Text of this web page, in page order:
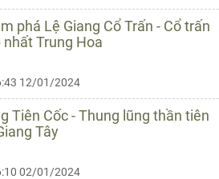
phá Lệ Giang Cổ Trấn - Cổ trấn
nhất Trung Hoa
12/01/2024
Tiên Cốc - Thung lũng thần tiên
Tây
02/01/2024